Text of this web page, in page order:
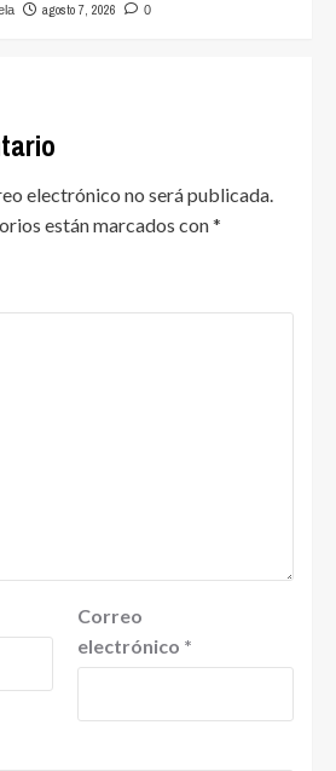
agosto 7, 2026 0
electrónico no será publicada.
están marcados con*
Correo
electrónico *